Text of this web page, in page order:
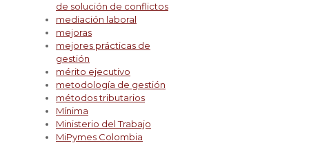
de solución de conflictos
mediación laboral
mejoras
mejores prácticas de
gestión
mérito ejecutivo
metodología de gestión
métodos tributarios
Mínima
Ministerio del Trabajo
MiPymes Colombia